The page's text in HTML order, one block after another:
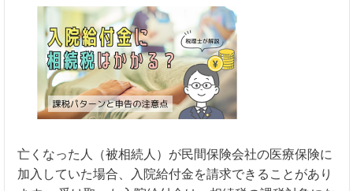
亡くなった人（被相続人）が民間保険会社の医療保険に
加入していた場合、入院給付金を請求できることがあり